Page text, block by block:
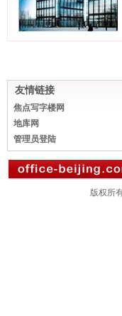
友情链接
焦点写字楼网
地库网
管理员登陆
版权所